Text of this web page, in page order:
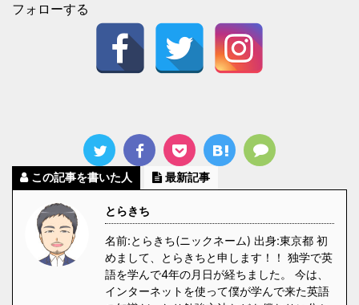
フォローする
この記事を書いた人 最新記事
とらきち
名前:とらきち(ニックネーム) 出身:東京都 初
めまして、とらきちと申します！！ 独学で英
語を学んで4年の月日が経ちました。 今は、
インターネットを使って僕が学んで来た英語